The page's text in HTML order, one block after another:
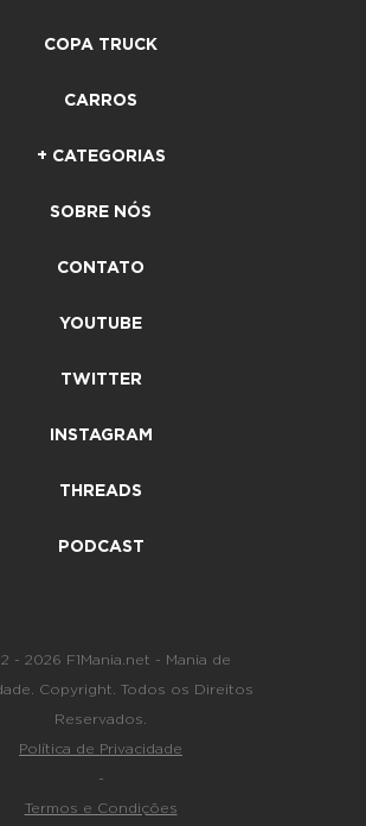
COPA TRUCK
CARROS
+ CATEGORIAS
SOBRE NÓS
CONTATO
YOUTUBE
TWITTER
INSTAGRAM
THREADS
PODCAST
- 2026 F1Mania.net - Mania de
Copyright. Todos os Direitos
Reservados.
Política de Privacidade
-
Termos e Condições